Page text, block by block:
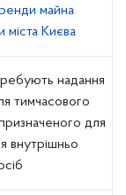
майна
міста Києва
надання
тимчасового
для
внутрішньо